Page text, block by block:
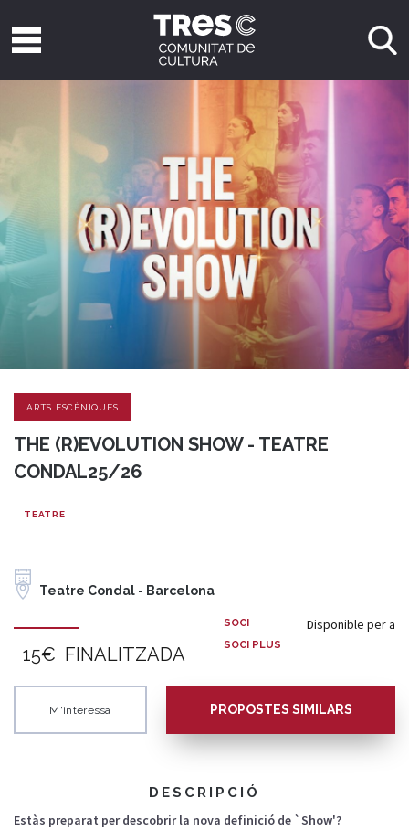
ARTS ESCÈNIQUES
THE (R)EVOLUTION SHOW - TEATRE
CONDAL25/26
TEATRE
Teatre Condal - Barcelona
15€ FINALITZADA
Disponible per a
SOCI
SOCI PLUS
M'interessa PROPOSTES SIMILARS
DESCRIPCIÓ
Estàs preparat per descobrir la nova definició de `Show'?